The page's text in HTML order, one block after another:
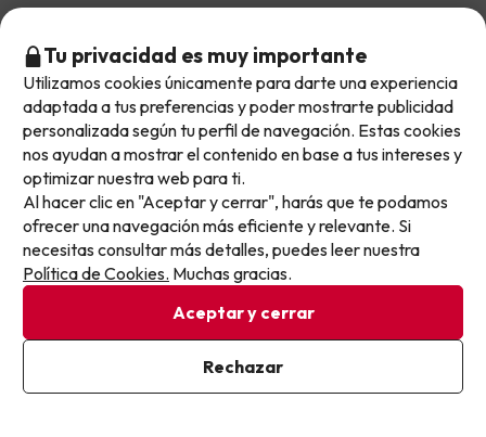
Verónica Cynthia Viajó en familia
Mayo 2025
El hotel está súper bien ubicado y el personal es muy
atento y amable. La comida está muy bien.
Las habitaciones deberían arreglarlas, el suelo de
parqué está dañado y en el escritorio habían hormigas.
La tv funcionaba mal.
Muy bien
Maria Dolores
No llegas tarde: llegas al siguiente.
Este chollo ya ha caducado, pero cada día lanzamos
nuevas oportunidades para viajar mejor y pagar
menos.
Apúntate y que el próximo no se te escape.
Pon tu mejor e-mail
Ya estoy suscrito
Al suscribirte, confirmas haber leído y estar de acuerdo con la
Tu privacidad es muy importante
Utilizamos cookies únicamente para darte una experiencia
adaptada a tus preferencias y poder mostrarte publicidad
personalizada según tu perfil de navegación. Estas cookies
nos ayudan a mostrar el contenido en base a tus intereses y
optimizar nuestra web para ti.
Al hacer clic en "Aceptar y cerrar", harás que te podamos
ofrecer una navegación más eficiente y relevante. Si
necesitas consultar más detalles, puedes leer nuestra
Política de Cookies. Muchas gracias.
Aceptar y cerrar
Rechazar